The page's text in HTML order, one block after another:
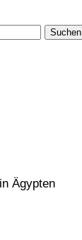
Suchen
Ägypten